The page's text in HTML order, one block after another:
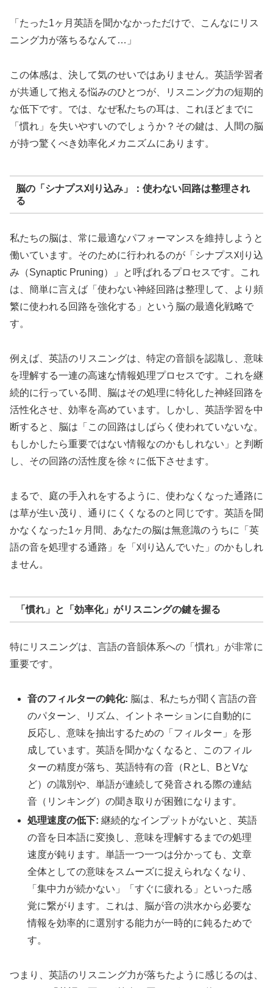
「たった1ヶ月英語を聞かなかっただけで、こんなにリス
ニング力が落ちるなんて…」
この体感は、決して気のせいではありません。英語学習者
が共通して抱える悩みのひとつが、リスニング力の短期的
な低下です。では、なぜ私たちの耳は、これほどまでに
「慣れ」を失いやすいのでしょうか？その鍵は、人間の脳
が持つ驚くべき効率化メカニズムにあります。
脳の「シナプス刈り込み」：使わない回路は整理され
る
私たちの脳は、常に最適なパフォーマンスを維持しようと
働いています。そのために行われるのが「シナプス刈り込
み（Synaptic Pruning）」と呼ばれるプロセスです。これ
は、簡単に言えば「使わない神経回路は整理して、より頻
繁に使われる回路を強化する」という脳の最適化戦略で
す。
例えば、英語のリスニングは、特定の音韻を認識し、意味
を理解する一連の高速な情報処理プロセスです。これを継
続的に行っている間、脳はその処理に特化した神経回路を
活性化させ、効率を高めています。しかし、英語学習を中
断すると、脳は「この回路はしばらく使われていないな。
もしかしたら重要ではない情報なのかもしれない」と判断
し、その回路の活性度を徐々に低下させます。
まるで、庭の手入れをするように、使わなくなった通路に
は草が生い茂り、通りにくくなるのと同じです。英語を聞
かなくなった1ヶ月間、あなたの脳は無意識のうちに「英
語の音を処理する通路」を「刈り込んでいた」のかもしれ
ません。
「慣れ」と「効率化」がリスニングの鍵を握る
特にリスニングは、言語の音韻体系への「慣れ」が非常に
重要です。
音のフィルターの鈍化: 脳は、私たちが聞く言語の音
のパターン、リズム、イントネーションに自動的に
反応し、意味を抽出するための「フィルター」を形
成しています。英語を聞かなくなると、このフィル
ターの精度が落ち、英語特有の音（RとL、BとVな
ど）の識別や、単語が連続して発音される際の連結
音（リンキング）の聞き取りが困難になります。
処理速度の低下: 継続的なインプットがないと、英語
の音を日本語に変換し、意味を理解するまでの処理
速度が鈍ります。単語一つ一つは分かっても、文章
全体としての意味をスムーズに捉えられなくなり、
「集中力が続かない」「すぐに疲れる」といった感
覚に繋がります。これは、脳が音の洪水から必要な
情報を効率的に選別する能力が一時的に鈍るためで
す。
つまり、英語のリスニング力が落ちたように感じるのは、